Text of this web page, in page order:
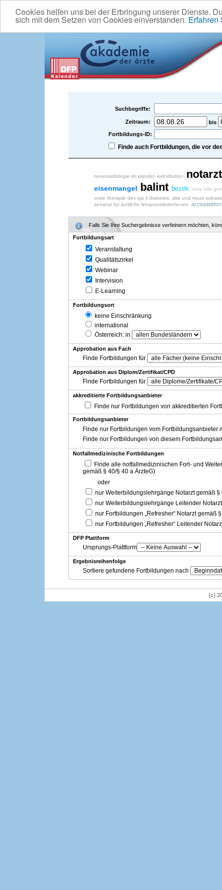
Cookies helfen uns bei der Erbringung unserer Dienste.
sich mit dem Setzen von Cookies einverstanden. Erfahren
Suchbegriffe:
Zeitraum:
bis
Fortbildungs-ID:
Finde auch Fortbildungen, die vor
neuroradiologie im wandel substitution notarzt
eisenmangel balint bezirk erste hilfe
orale therapie des typ ii diabetes, alte und neue
seminar für ärztliche lehrpraxisleiter/innen
Falls Sie Ihre Suchergebnisse verfeinern möchten,
Fortbildungsart
Veranstaltung
Qualitätszirkel
Webinar
Intervision
E-Learning
Fortbildungsort
keine Einschränkung
international
Österreich: in
Approbation aus Fach
Finde Fortbildungen für
Approbation aus Diplom/Zertifikat/CPD
Finde Fortbildungen für
akkreditierte Fortbildungsanbieter
Finde nur Fortbildungen von akkreditierten
Fortbildungsanbieter
Finde nur Fortbildungen vom Fortbildungsanbieter
Finde nur Fortbildungen von diesem
Notfallmedizinische Fortbildungen
Finde alle notfallmedizinischen Fort- und
gemäß § 40/§ 40 a ÄrzteG)
oder
nur Weiterbildungslehrgänge Notarzt gemäß §
nur Weiterbildungslehrgänge Leitender
nur Fortbildungen „Refresher“ Notarzt gemäß
nur Fortbildungen „Refresher“ Leitender
DFP Plattform
Ursprungs-Plattform
Ergebnisreihenfolge
Sortiere gefundene Fortbildungen nach
(c)